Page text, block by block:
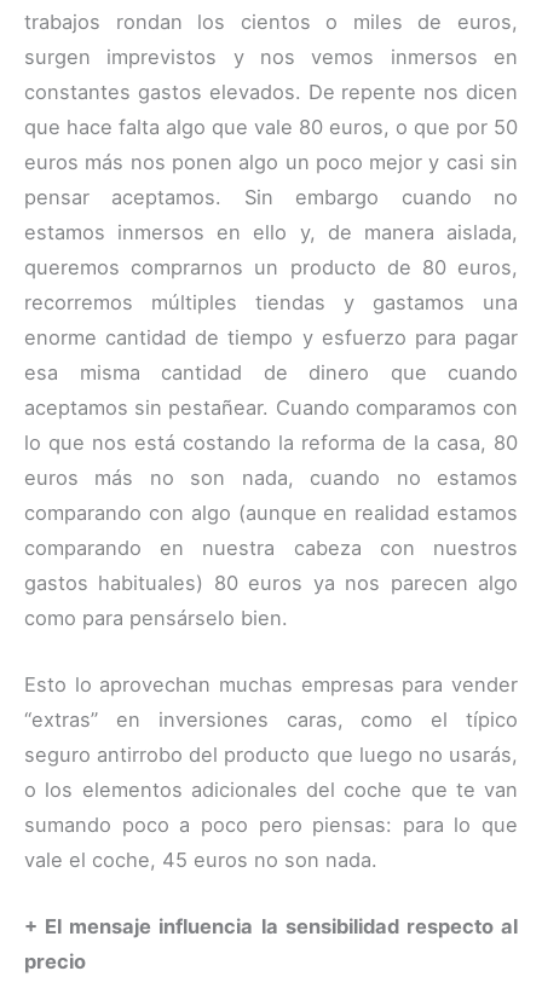
trabajos rondan los cientos o miles de euros,
surgen imprevistos y nos vemos inmersos en
constantes gastos elevados. De repente nos dicen
que hace falta algo que vale 80 euros, o que por 50
euros más nos ponen algo un poco mejor y casi sin
pensar aceptamos. Sin embargo cuando no
estamos inmersos en ello y, de manera aislada,
queremos comprarnos un producto de 80 euros,
recorremos múltiples tiendas y gastamos una
enorme cantidad de tiempo y esfuerzo para pagar
esa misma cantidad de dinero que cuando
aceptamos sin pestañear. Cuando comparamos con
lo que nos está costando la reforma de la casa, 80
euros más no son nada, cuando no estamos
comparando con algo (aunque en realidad estamos
comparando en nuestra cabeza con nuestros
gastos habituales) 80 euros ya nos parecen algo
como para pensárselo bien.
Esto lo aprovechan muchas empresas para vender
“extras” en inversiones caras, como el típico
seguro antirrobo del producto que luego no usarás,
o los elementos adicionales del coche que te van
sumando poco a poco pero piensas: para lo que
vale el coche, 45 euros no son nada.
+ El mensaje influencia la sensibilidad respecto al
precio